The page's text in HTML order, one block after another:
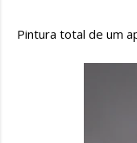
Pintura total de um